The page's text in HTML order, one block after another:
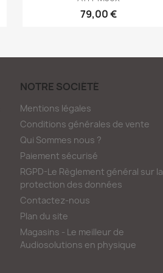
79,00 €
NOTRE SOCIÉTÉ
Mentions légales
Conditions générales de vente
Qui Sommes nous ?
Paiement sécurisé
RGPD-Le Règlement général sur la
protection des données
Contactez-nous
Plan du site
Magasins - Le meilleur de
Audiosolutions en physique